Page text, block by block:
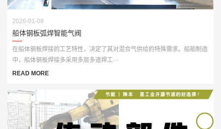
2026-01-08
船体钢板弧焊智能气阀
在船体钢板焊接的工艺特性，决定了其对混合气供给的特殊需求。船舶制造
中，船体钢板焊接多采用多层多道焊工···
READ MORE